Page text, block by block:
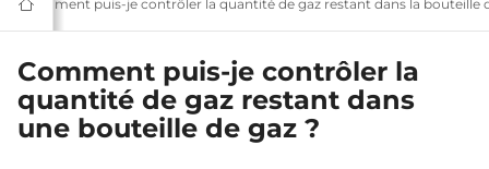
Du
gaz
particuliers
et
professionnels
|
Primagaz
l Primagaz
: questions fréquentes | Primagaz
Contenu des bouteilles de gaz : FAQ | Primagaz
Comment puis-je contrôler la quantité de gaz restant dans la bouteille
Comment puis-je contrôler la
quantité de gaz restant dans
une bouteille de gaz ?